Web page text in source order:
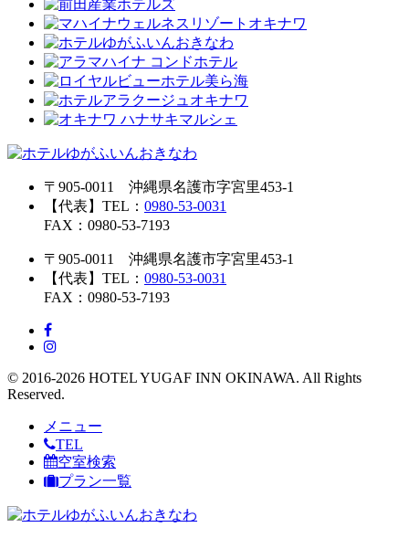
〒905-0011 沖縄県名護市字宮里453-1
【代表】TEL： 0980-53-0031
FAX：0980-53-7193
〒905-0011 沖縄県名護市字宮里453-1
【代表】TEL： 0980-53-0031
FAX：0980-53-7193
© 2016-2026 HOTEL YUGAF INN OKINAWA. All Rights
Reserved.
メニュー
TEL
空室検索
プラン一覧